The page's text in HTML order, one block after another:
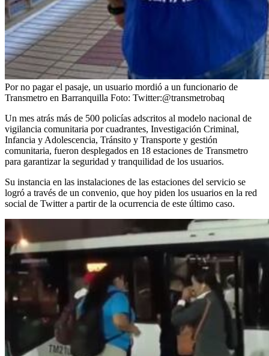
Por no pagar el pasaje, un usuario mordió a un funcionario de
Transmetro en Barranquilla Foto: Twitter:@transmetrobaq
Un mes atrás más de 500 policías adscritos al modelo nacional de
vigilancia comunitaria por cuadrantes, Investigación Criminal,
Infancia y Adolescencia, Tránsito y Transporte y gestión
comunitaria, fueron desplegados en 18 estaciones de Transmetro
para garantizar la seguridad y tranquilidad de los usuarios.
Su instancia en las instalaciones de las estaciones del servicio se
logró a través de un convenio, que hoy piden los usuarios en la red
social de Twitter a partir de la ocurrencia de este último caso.